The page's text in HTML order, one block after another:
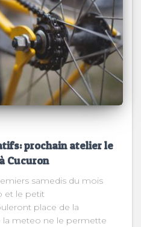
prochain atelier le
Cucuron
samedis du mois
et le petit
place de la
la meteo ne le permette